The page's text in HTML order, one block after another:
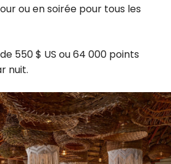
ou en soirée pour tous les
550 $ US ou 64 000 points
nuit.